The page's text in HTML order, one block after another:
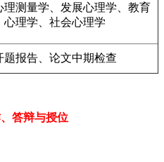
理测量学、发展心理学、教育
心理学、社会心理学
题报告、论文中期检查
答辩与授位